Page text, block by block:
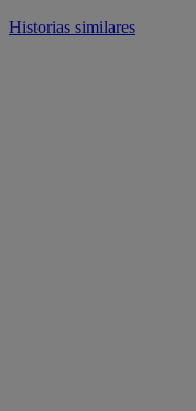
Historias similares